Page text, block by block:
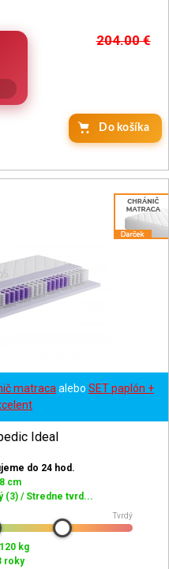
204.00€
Do košíka
matraca alebo SET paplón +
Ideal
do 24 hod.
cm
(3) / Stredne tvrd...
Tvrdý
120 kg
roky